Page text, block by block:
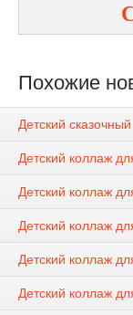
Похожие
Детский
Детский коллаж
Детский коллаж
Детский коллаж
Детский коллаж
Детский коллаж